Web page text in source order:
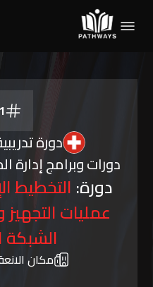
دورة
دورات وبرامج إدارة
دورة: التخطيط
عمليات
الشبكة
مكان